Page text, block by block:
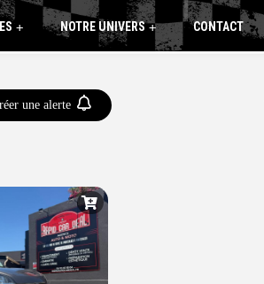
+ +
NOTRE UNIVERS CONTACT
une alerte